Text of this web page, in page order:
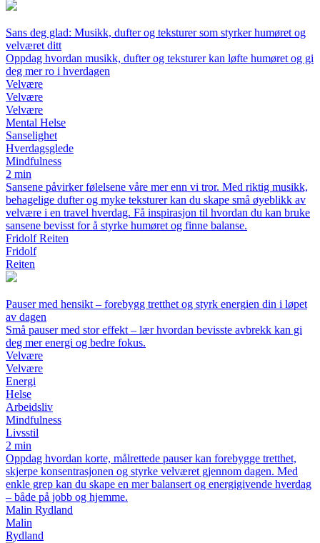
Sans deg glad: Musikk, dufter og teksturer som styrker humøret og
velværet ditt
Oppdag hvordan musikk, dufter og teksturer kan løfte humøret og gi
deg mer ro i hverdagen
Velvære
Velvære
Velvære
Mental Helse
Sanselighet
Hverdagsglede
Mindfulness
2 min
Sansene påvirker følelsene våre mer enn vi tror. Med riktig musikk,
behagelige dufter og myke teksturer kan du skape små øyeblikk av
velvære i en travel hverdag. Få inspirasjon til hvordan du kan bruke
sansene bevisst for å styrke humøret og finne balanse.
Fridolf Reiten
Fridolf
Reiten
Pauser med hensikt – forebygg tretthet og styrk energien din i løpet
av dagen
Små pauser med stor effekt – lær hvordan bevisste avbrekk kan gi
deg mer energi og bedre fokus.
Velvære
Velvære
Energi
Helse
Arbeidsliv
Mindfulness
Livsstil
2 min
Oppdag hvordan korte, målrettede pauser kan forebygge tretthet,
skjerpe konsentrasjonen og styrke velværet gjennom dagen. Med
enkle grep kan du skape en mer balansert og energigivende hverdag
– både på jobb og hjemme.
Malin Rydland
Malin
Rydland